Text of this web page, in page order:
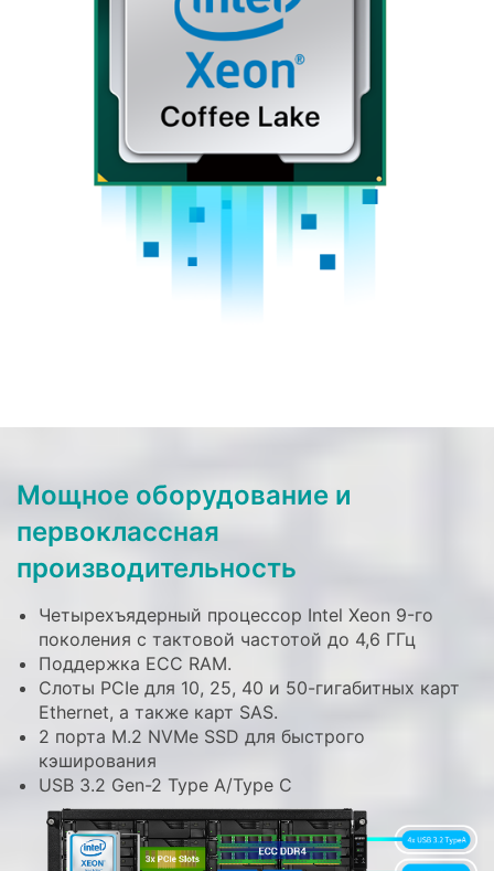
Мощное оборудование и
первоклассная
производительность
Четырехъядерный процессор Intel Xeon 9-го
поколения с тактовой частотой до 4,6 ГГц
Поддержка ECC RAM.
Слоты PCIe для 10, 25, 40 и 50-гигабитных карт
Ethernet, а также карт SAS.
2 порта M.2 NVMe SSD для быстрого
кэширования
USB 3.2 Gen-2 Type A/Type C